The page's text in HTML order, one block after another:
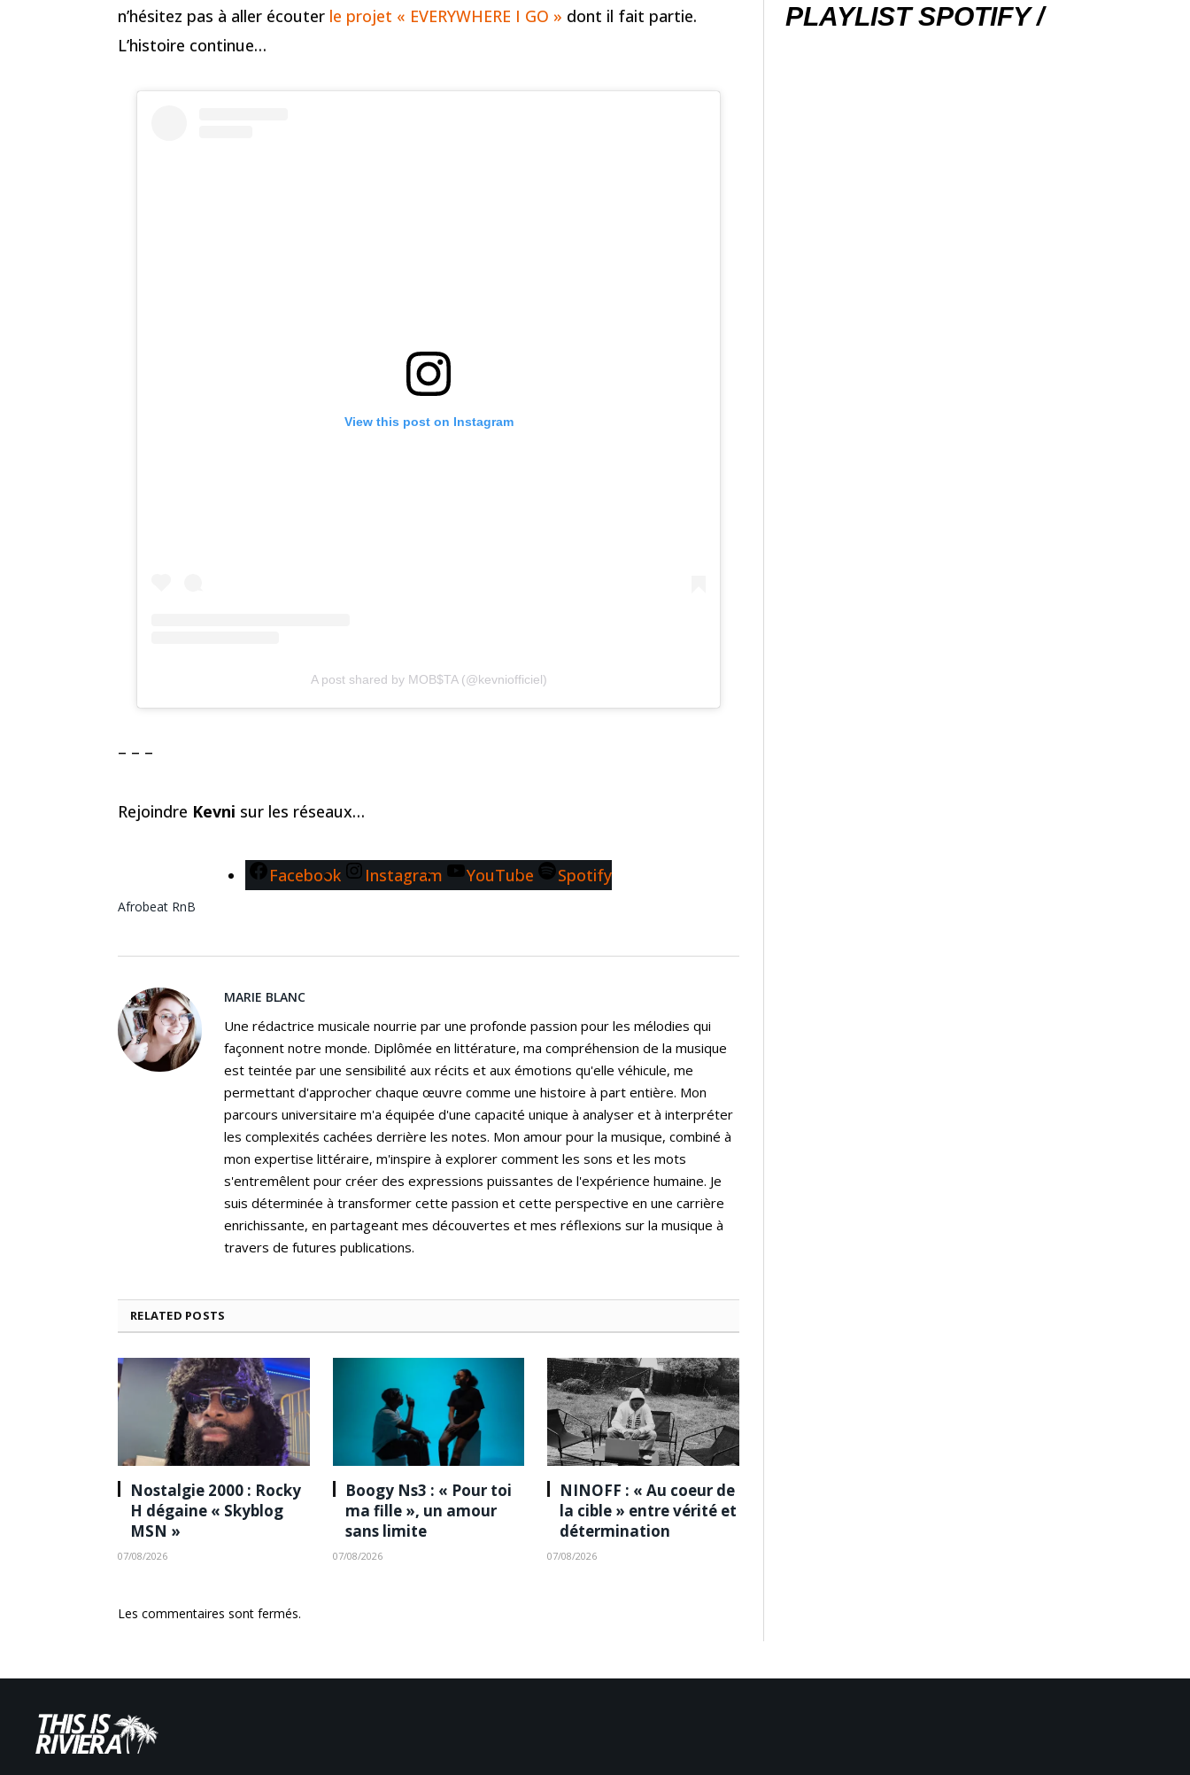
n’hésitez pas à aller écouter le projet « EVERYWHERE I GO » dont il fait partie.
L’histoire continue…
View this post on Instagram
A post shared by MOB$TA (@kevniofficiel)
– – –
Rejoindre Kevni sur les réseaux…
Facebook Instagram YouTube Spotify
Afrobeat RnB
MARIE BLANC
Une rédactrice musicale nourrie par une profonde passion pour les mélodies qui
façonnent notre monde. Diplômée en littérature, ma compréhension de la musique
est teintée par une sensibilité aux récits et aux émotions qu'elle véhicule, me
permettant d'approcher chaque œuvre comme une histoire à part entière. Mon
parcours universitaire m'a équipée d'une capacité unique à analyser et à interpréter
les complexités cachées derrière les notes. Mon amour pour la musique, combiné à
mon expertise littéraire, m'inspire à explorer comment les sons et les mots
s'entremêlent pour créer des expressions puissantes de l'expérience humaine. Je
suis déterminée à transformer cette passion et cette perspective en une carrière
enrichissante, en partageant mes découvertes et mes réflexions sur la musique à
travers de futures publications.
RELATED POSTS
Nostalgie 2000 : Rocky
H dégaine « Skyblog
MSN »
07/08/2026
Boogy Ns3 : « Pour toi
ma fille », un amour
sans limite
07/08/2026
NINOFF : « Au coeur de
la cible » entre vérité et
détermination
07/08/2026
Les commentaires sont fermés.
PLAYLIST SPOTIFY /